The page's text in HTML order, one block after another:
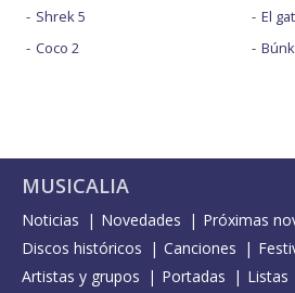
Shrek 5
Coco 2
El
MUSICALIA
Noticias Novedades
Próximas
Discos históricos
Canciones
Artistas y grupos
Portadas Listas